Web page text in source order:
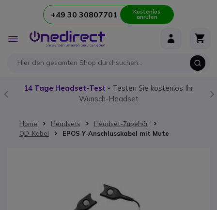
Zum Inhalt springen+49 30 30807701 Kostenlos
anrufen
Navigation
umschalten
14 Tage Headset-Test - Testen Sie kostenlos Ihr
Wunsch-Headset
Home Headsets
Headset-Zubehör
QD-Kabel
EPOS Y-Anschlusskabel mit Mute